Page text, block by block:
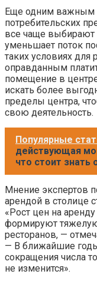
Еще одним важным
потребительских
все чаще выбирают
уменьшает поток
таких условиях для
оправданным
помещение в
искать более
пределы центра,
свою деятельность.
Популярные
действующая
что стоит
Мнение экспертов
арендой в столице
«Рост цен на
формируют
ресторанов, —
— В ближайшие
сокращения числа
не изменится».